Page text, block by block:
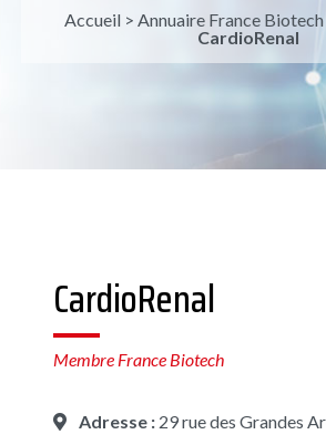
Accueil > Annuaire France Biotech
CardioRenal
CardioRenal
Membre France Biotech
Adresse : 29 rue des Grandes